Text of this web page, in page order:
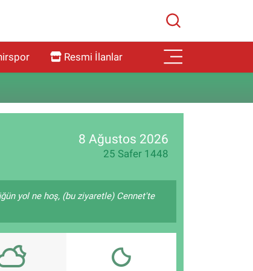
Resmi İlanlar
8 Ağustos 2026
25 Safer 1448
yol ne hoş, (bu ziyaretle) Cennet'te